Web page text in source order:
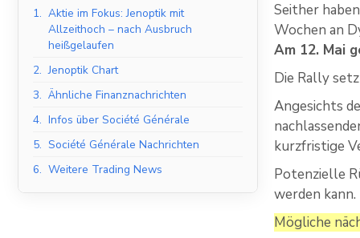
1. Aktie im Fokus: Jenoptik mit
Allzeithoch – nach Ausbruch
heißgelaufen
2. Jenoptik Chart
3. Ähnliche Finanznachrichten
4. Infos über Société Générale
5. Société Générale Nachrichten
6. Weitere Trading News
Seither
Wochen an
Am 12. Mai
Die Rally
Angesichts
kurzfristige
Potenzielle
werden kann.
Mögliche